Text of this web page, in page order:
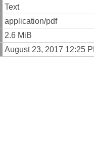
Text
application/pdf
2.6 MiB
August 23, 2017 12:25